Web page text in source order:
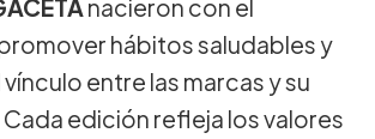
nacieron con el
hábitos saludables y
entre las marcas y su
edición refleja los valores